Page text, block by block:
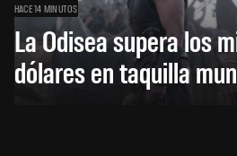
HACE 14 MINUTOS
La Odisea supera los
dólares en taquilla